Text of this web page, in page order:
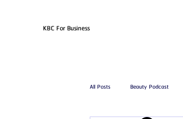
KBC For Business
All Posts Beauty Podcast